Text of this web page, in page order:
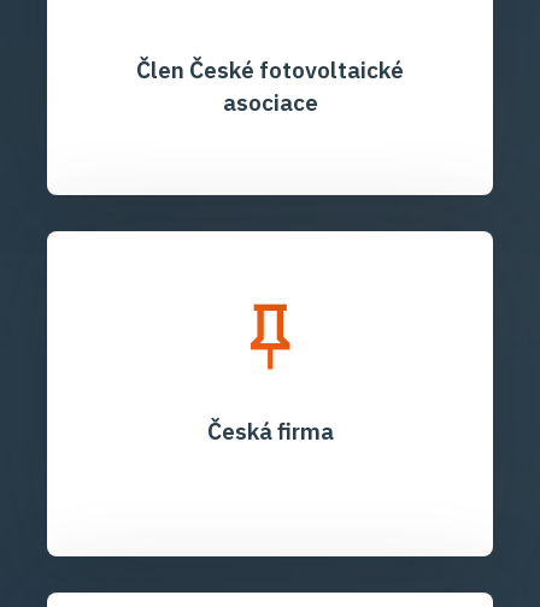
Člen České fotovoltaické
asociace
Česká firma